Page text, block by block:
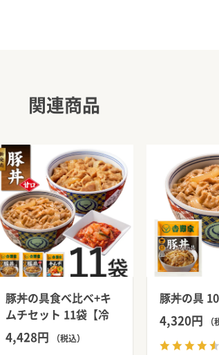
関連商品
豚丼の具食べ比べ+キ
ムチセット 11袋【冷
凍】
4,428円 （税込）
豚丼の具
4,320円